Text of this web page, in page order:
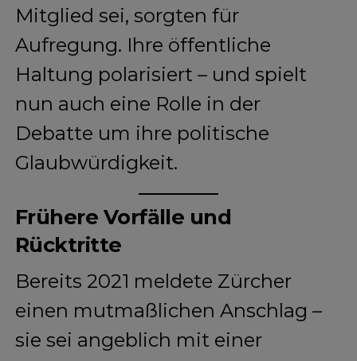
Mitglied sei, sorgten für
Aufregung. Ihre öffentliche
Haltung polarisiert – und spielt
nun auch eine Rolle in der
Debatte um ihre politische
Glaubwürdigkeit.
Frühere Vorfälle und
Rücktritte
Bereits 2021 meldete Zürcher
einen mutmaßlichen Anschlag –
sie sei angeblich mit einer